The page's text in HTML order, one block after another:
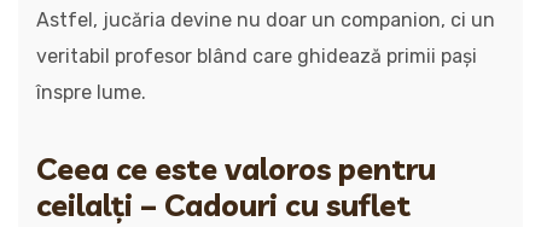
Astfel, jucăria devine nu doar un companion, ci un
veritabil profesor blând care ghidează primii pași
înspre lume.
Ceea ce este valoros pentru
ceilalți – Cadouri cu suflet